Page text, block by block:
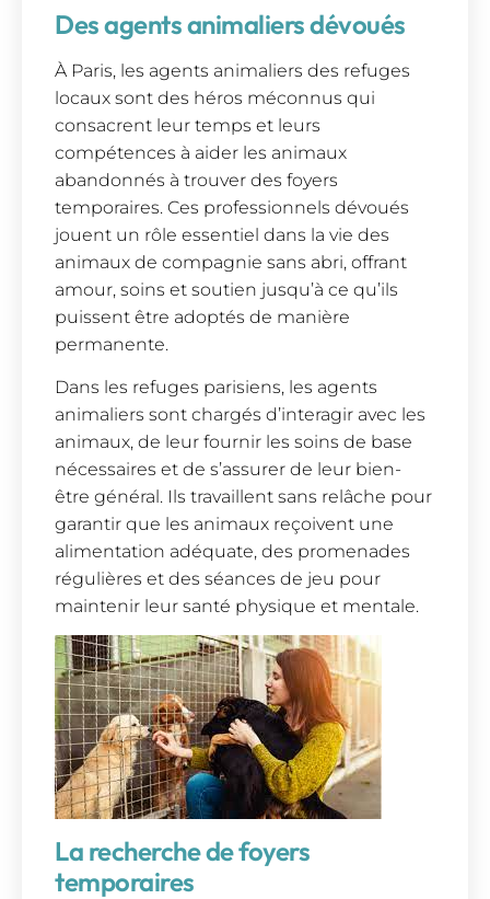
Des agents animaliers dévoués
À Paris, les agents animaliers des refuges
locaux sont des héros méconnus qui
consacrent leur temps et leurs
compétences à aider les animaux
abandonnés à trouver des foyers
temporaires. Ces professionnels dévoués
jouent un rôle essentiel dans la vie des
animaux de compagnie sans abri, offrant
amour, soins et soutien jusqu’à ce qu’ils
puissent être adoptés de manière
permanente.
Dans les refuges parisiens, les agents
animaliers sont chargés d’interagir avec les
animaux, de leur fournir les soins de base
nécessaires et de s’assurer de leur bien-
être général. Ils travaillent sans relâche pour
garantir que les animaux reçoivent une
alimentation adéquate, des promenades
régulières et des séances de jeu pour
maintenir leur santé physique et mentale.
La recherche de foyers
temporaires